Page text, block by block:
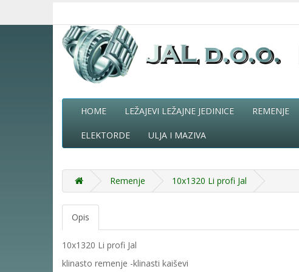
HOME LEŽAJEVI LEŽAJNE JEDINICE REMENJE
ELEKTORDE ULJA I MAZIVA
Remenje 10x1320 Li profi Jal
Opis
10x1320 Li profi Jal
klinasto remenje -klinasti kaiševi